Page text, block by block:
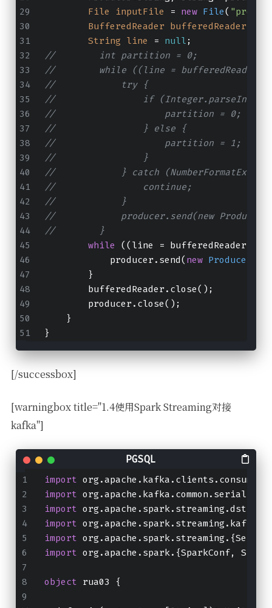
File
inputFile = new File(
BufferedReader bufferedReader
String line = null ;
//        int partition = 0;
//        while ((line =
//            try {
//                if
//                    partition = 0;
//                } else {
//                    partition = 1;
//                }
//            } catch
//                continue;
//            }
//            producer.send(new
//        }
while ((line =
            producer.send(
new
        }
        bufferedReader.close();
        producer.close();
    }
}
[/successbox]
[warningbox title="1.4使用Spark Streaming对接
kafka"]
import
import
import
import
import
import org.apache.spark.{SparkConf,
object rua03 {